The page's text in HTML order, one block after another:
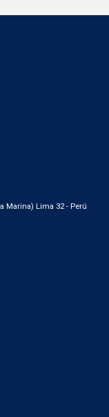
Marina) Lima 32 - Perú